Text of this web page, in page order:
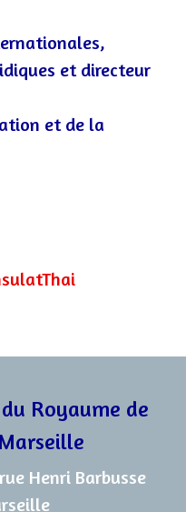
et directeur
et de la
Royaume de
Henri Barbusse